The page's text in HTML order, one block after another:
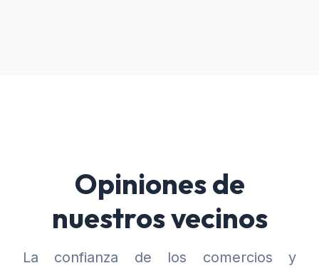
Opiniones de
nuestros vecinos
La confianza de los comercios y